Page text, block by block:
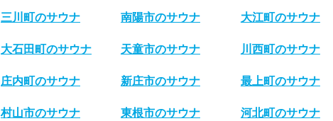
三川町のサウナ 南陽市のサウナ 大江町のサウナ
大石田町のサウナ 天童市のサウナ 川西町のサウナ
庄内町のサウナ 新庄市のサウナ 最上町のサウナ
村山市のサウナ 東根市のサウナ 河北町のサウナ